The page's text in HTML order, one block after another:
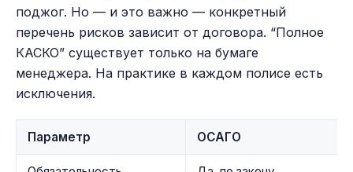
поджог. Но — и это важно — конкретный
перечень рисков зависит от договора. “Полное
КАСКО” существует только на бумаге
менеджера. На практике в каждом полисе есть
исключения.
Параметр ОСАГО